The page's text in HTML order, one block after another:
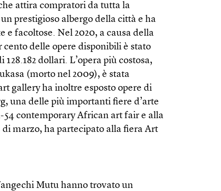
attira compratori da tutta la
prestigioso albergo della città e ha
e facoltose. Nel 2020, a causa della
delle opere disponibili è stato
dollari. L’opera più costosa,
(morto nel 2009), è stata
gallery ha inoltre esposto opere di
una delle più importanti fiere d’arte
contemporary African art fair e alla
marzo, ha partecipato alla fiera Art
Mutu hanno trovato un